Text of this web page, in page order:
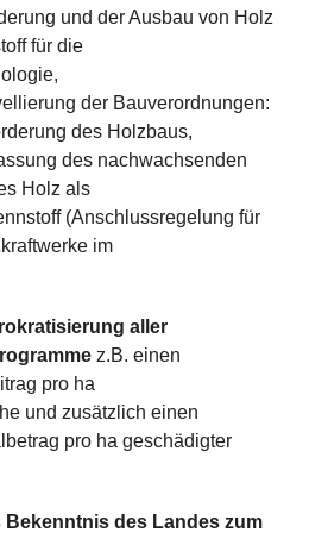
und der Ausbau von Holz
für die
der Bauverordnungen:
des Holzbaus,
des nachwachsenden
Holz als
(Anschlussregelung für
im
aller
z.B. einen
pro ha
und zusätzlich einen
pro ha geschädigter
Bekenntnis des Landes zum